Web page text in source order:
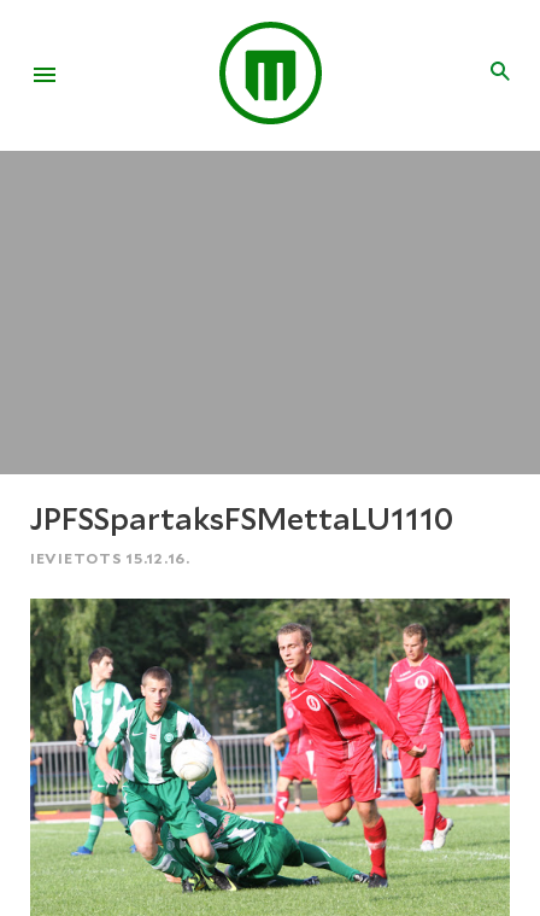
JPFSSpartaksFSMettaLU1110
IEVIETOTS 15.12.16.